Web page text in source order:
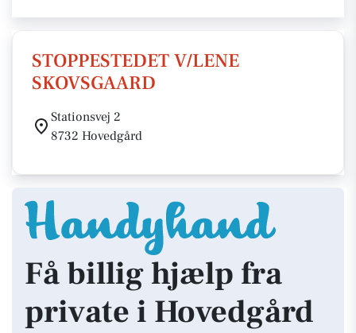
STOPPESTEDET V/LENE
SKOVSGAARD
Stationsvej 2
8732 Hovedgård
Få billig hjælp fra
private i Hovedgård